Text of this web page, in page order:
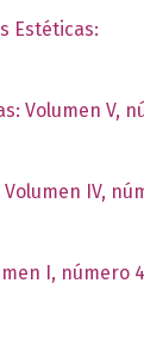
Estéticas:
Volumen V,
IV,
I, número